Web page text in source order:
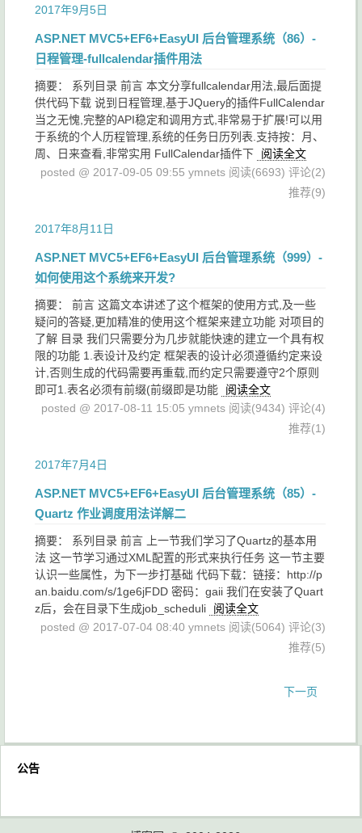
2017年9月5日
ASP.NET MVC5+EF6+EasyUI 后台管理系统（86）-
日程管理-fullcalendar插件用法
摘要： 系列目录 前言 本文分享fullcalendar用法,最后面提
供代码下载 说到日程管理,基于JQuery的插件FullCalendar
当之无愧,完整的API稳定和调用方式,非常易于扩展!可以用
于系统的个人历程管理,系统的任务日历列表.支持按：月、
周、日来查看,非常实用 FullCalendar插件下
阅读全文
posted @ 2017-09-05 09:55 ymnets 阅读(6693) 评论(2)
推荐(9)
2017年8月11日
ASP.NET MVC5+EF6+EasyUI 后台管理系统（999）-
如何使用这个系统来开发?
摘要： 前言 这篇文本讲述了这个框架的使用方式,及一些
疑问的答疑,更加精准的使用这个框架来建立功能 对项目的
了解 目录 我们只需要分为几步就能快速的建立一个具有权
限的功能 1.表设计及约定 框架表的设计必须遵循约定来设
计,否则生成的代码需要再重载,而约定只需要遵守2个原则
即可1.表名必须有前缀(前缀即是功能
阅读全文
posted @ 2017-08-11 15:05 ymnets 阅读(9434) 评论(4)
推荐(1)
2017年7月4日
ASP.NET MVC5+EF6+EasyUI 后台管理系统（85）-
Quartz 作业调度用法详解二
摘要： 系列目录 前言 上一节我们学习了Quartz的基本用
法 这一节学习通过XML配置的形式来执行任务 这一节主要
认识一些属性，为下一步打基础 代码下载：链接：http://p
an.baidu.com/s/1ge6jFDD 密码：gaii 我们在安装了Quart
z后，会在目录下生成job_scheduli
阅读全文
posted @ 2017-07-04 08:40 ymnets 阅读(5064) 评论(3)
推荐(5)
下一页
公告